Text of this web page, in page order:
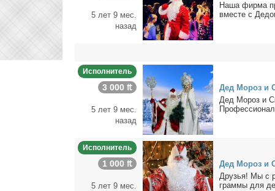
5 лет 9 мес.
назад
На­ша фир­ма
вме­сте с
Исполнитель
3 000 ₶
5 лет 9 мес.
назад
Дед Мо­роз и
Дед Мо­роз и
Исполнитель
1 000 ₶
5 лет 9 мес.
Дед Мо­роз и
Дру­зья! Мы с
грам­мы для